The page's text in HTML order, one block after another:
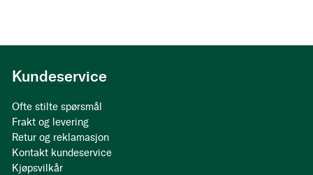
Kundeservice
Ofte stilte spørsmål
Frakt og levering
Retur og reklamasjon
Kontakt kundeservice
Kjøpsvilkår